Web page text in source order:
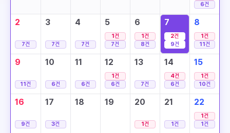
6건
2
7건
3
7건
4
7건
5
1건
7건
6
1건
8건
7
2건
9건
8
1건
11건
9
11건
10
6건
11
6건
12
1건
6건
13
7건
14
4건
6건
15
1건
10건
16
9건
17
3건
18 19 20
1건
21
1건
22
1건
1건